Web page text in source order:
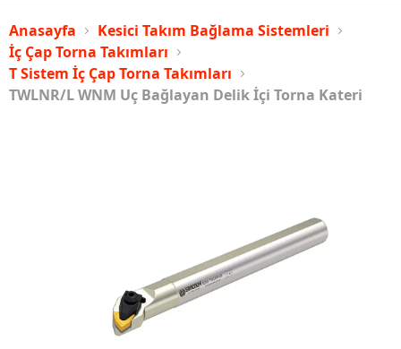
Anasayfa
Kesici Takım Bağlama Sistemleri
İç Çap Torna Takımları
T Sistem İç Çap Torna Takımları
TWLNR/L WNM Uç Bağlayan Delik İçi Torna Kateri